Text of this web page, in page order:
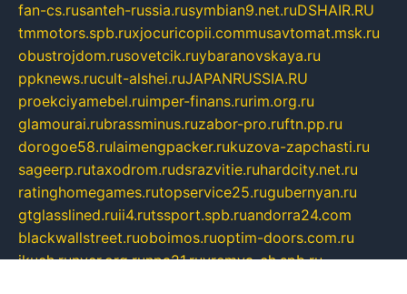
fan-cs.rusanteh-russia.rusymbian9.net.ruDSHAIR.RU
tmmotors.spb.ruxjocuricopii.commusavtomat.msk.ru
obustrojdom.rusovetcik.ruybaranovskaya.ru
ppknews.rucult-alshei.ruJAPANRUSSIA.RU
proekciyamebel.ruimper-finans.rurim.org.ru
glamourai.rubrassminus.ruzabor-pro.ruftn.pp.ru
dorogoe58.rulaimengpacker.rukuzova-zapchasti.ru
sageerp.rutaxodrom.rudsrazvitie.ruhardcity.net.ru
ratinghomegames.rutopservice25.rugubernyan.ru
gtglasslined.ruii4.rutssport.spb.ruandorra24.com
blackwallstreet.ruoboimos.ruoptim-doors.com.ru
ikuch.runycr.org.runpa21.ruvremya-ch.spb.ru